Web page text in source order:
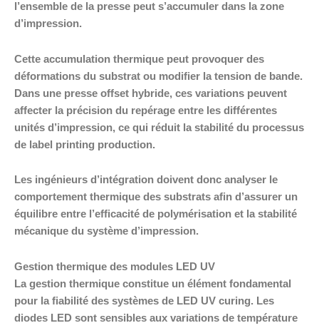
l’ensemble de la presse peut s’accumuler dans la zone
d’impression.
Cette accumulation thermique peut provoquer des
déformations du substrat ou modifier la tension de bande.
Dans une presse offset hybride, ces variations peuvent
affecter la précision du repérage entre les différentes
unités d’impression, ce qui réduit la stabilité du processus
de label printing production.
Les ingénieurs d’intégration doivent donc analyser le
comportement thermique des substrats afin d’assurer un
équilibre entre l’efficacité de polymérisation et la stabilité
mécanique du système d’impression.
Gestion thermique des modules LED UV
La gestion thermique constitue un élément fondamental
pour la fiabilité des systèmes de LED UV curing. Les
diodes LED sont sensibles aux variations de température